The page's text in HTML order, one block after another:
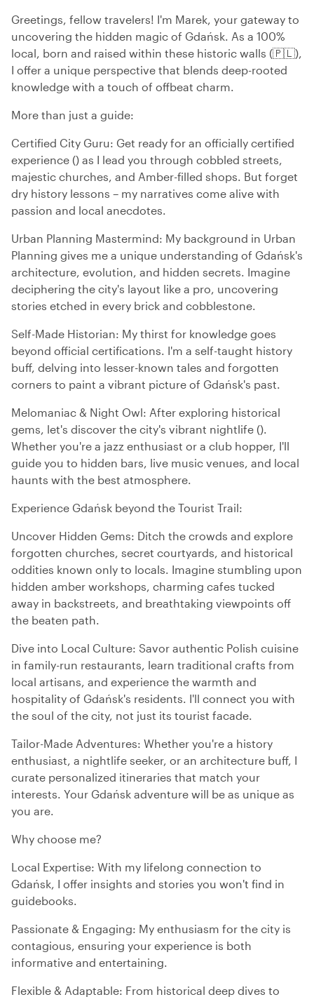
Greetings, fellow travelers! I'm Marek, your gateway to
uncovering the hidden magic of Gdańsk. As a 100%
local, born and raised within these historic walls (🇵🇱),
I offer a unique perspective that blends deep-rooted
knowledge with a touch of offbeat charm.
More than just a guide:
Certified City Guru: Get ready for an officially certified
experience () as I lead you through cobbled streets,
majestic churches, and Amber-filled shops. But forget
dry history lessons – my narratives come alive with
passion and local anecdotes.
Urban Planning Mastermind: My background in Urban
Planning gives me a unique understanding of Gdańsk's
architecture, evolution, and hidden secrets. Imagine
deciphering the city's layout like a pro, uncovering
stories etched in every brick and cobblestone.
Self-Made Historian: My thirst for knowledge goes
beyond official certifications. I'm a self-taught history
buff, delving into lesser-known tales and forgotten
corners to paint a vibrant picture of Gdańsk's past.
Melomaniac & Night Owl: After exploring historical
gems, let's discover the city's vibrant nightlife ().
Whether you're a jazz enthusiast or a club hopper, I'll
guide you to hidden bars, live music venues, and local
haunts with the best atmosphere.
Experience Gdańsk beyond the Tourist Trail:
Uncover Hidden Gems: Ditch the crowds and explore
forgotten churches, secret courtyards, and historical
oddities known only to locals. Imagine stumbling upon
hidden amber workshops, charming cafes tucked
away in backstreets, and breathtaking viewpoints off
the beaten path.
Dive into Local Culture: Savor authentic Polish cuisine
in family-run restaurants, learn traditional crafts from
local artisans, and experience the warmth and
hospitality of Gdańsk's residents. I'll connect you with
the soul of the city, not just its tourist facade.
Tailor-Made Adventures: Whether you're a history
enthusiast, a nightlife seeker, or an architecture buff, I
curate personalized itineraries that match your
interests. Your Gdańsk adventure will be as unique as
you are.
Why choose me?
Local Expertise: With my lifelong connection to
Gdańsk, I offer insights and stories you won't find in
guidebooks.
Passionate & Engaging: My enthusiasm for the city is
contagious, ensuring your experience is both
informative and entertaining.
Flexible & Adaptable: From historical deep dives to